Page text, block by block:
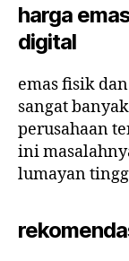
harga
digital
emas fisik
sangat
perusahaan
ini
lumayan